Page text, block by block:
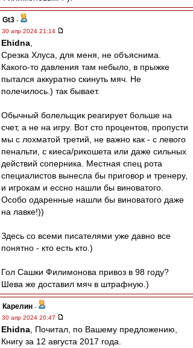
Gt3 -
30 апр 2024 21:14
Ehidna
Срезка Хлуса, для меня, не объяснима.
Какого-то давления там небыло, в прыжке
пытался аккуратно скинуть мяч. Не
полечилось.) так бывает.
Обычный болельщик реагирует больше на
счет, а не на игру. Вот сто процентов, пропусти
мы с лохматой третий, не важно как - с левого
пенальти, с киеса/рикошета или даже сильных
действий соперника. Местная спец рота
специалистов вынесла бы приговор и тренеру,
и игрокам и ессно нашли бы виноватого.
Особо одаренные нашли бы виноватого даже
на лавке!))
Здесь со всеми писателями уже давно все
понятно - кто есть кто.)
Гол Сашки Филимонова привоз в 98 году?
Шева же доставил мяч в штрафную.)
Карелин -
30 апр 2024 20:47
Ehidna , Почитал, по Вашему предложению,
Книгу за 12 августа 2017 года.